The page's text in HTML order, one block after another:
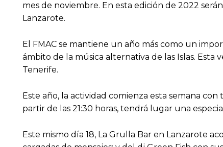
mes de noviembre. En esta edición de 2022
Lanzarote.
El FMAC se mantiene un año más como un
ámbito de la música alternativa de las Islas.
Tenerife.
Este año, la actividad comienza esta semana
partir de las 21:30 horas, tendrá lugar una
Este mismo día 18, La Grulla Bar en Lanzarote